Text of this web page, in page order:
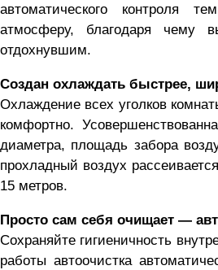
автоматического контроля
атмосферу, благодаря чему
отдохнувшим.
Создан охлаждать быстрее,
Охлаждение всех уголков
комфортно.
диаметра, площадь забора
прохладный воздух
15 метров.
Просто сам себя очищает —
Сохраняйте гигиеничность
работы автоочистка